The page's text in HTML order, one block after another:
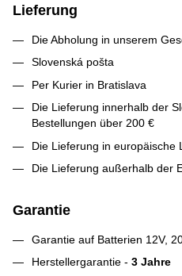
Lieferung
Die Abholung in unserem
Slovenská pošta
Per Kurier in Bratislava
Die Lieferung innerhalb der
Bestellungen über 200 €
Die Lieferung in europäische
Die Lieferung außerhalb der
Garantie
Garantie auf Batterien 12V,
Herstellergarantie - 3 Jahre